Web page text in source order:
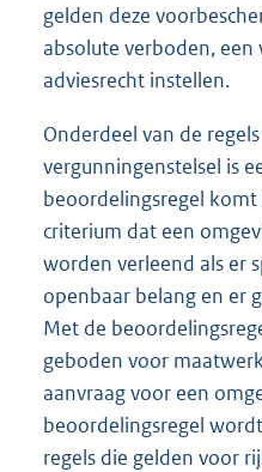
gelden deze
absolute verboden, een
adviesrecht instellen.
Onderdeel van de
vergunningenstelsel is
beoordelingsregel
criterium dat een
worden verleend als er
openbaar belang en er
Met de
geboden voor
aanvraag voor een
beoordelingsregel
regels die gelden voor